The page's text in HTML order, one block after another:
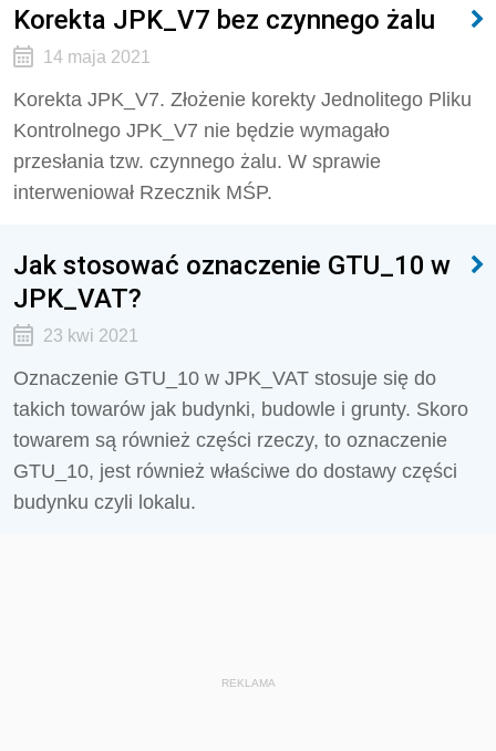
Korekta JPK_V7 bez czynnego żalu
14 maja 2021
Korekta JPK_V7. Złożenie korekty Jednolitego Pliku
Kontrolnego JPK_V7 nie będzie wymagało
przesłania tzw. czynnego żalu. W sprawie
interweniował Rzecznik MŚP.
Jak stosować oznaczenie GTU_10 w
JPK_VAT?
23 kwi 2021
Oznaczenie GTU_10 w JPK_VAT stosuje się do
takich towarów jak budynki, budowle i grunty. Skoro
towarem są również części rzeczy, to oznaczenie
GTU_10, jest również właściwe do dostawy części
budynku czyli lokalu.
REKLAMA